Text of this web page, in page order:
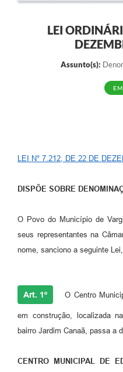
LEI
Assunto(s):
LEI N° 7.212, DE 22 DE
DISPÕE SOBRE
O Povo do Município de
seus representantes na
nome, sanciono a seguinte Lei,
Art. 1º O Centro
em construção, localizada
bairro Jardim Canaã, passa a
CENTRO MUNICIPAL DE